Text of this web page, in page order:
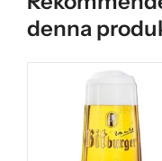
denna